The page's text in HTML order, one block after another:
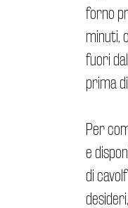
forno
minuti,
fuori
prima
Per
e
di